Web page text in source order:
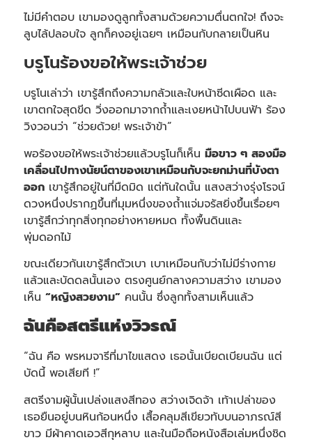
ไม่มีคำตอบ เขามองดูลูกทั้งสามด้วยความตื่นตกใจ! ถึงจะ
ลูบไล้ปลอบใจ ลูกก็คงอยู่เฉยๆ เหมือนกับกลายเป็นหิน
บรูโนร้องขอให้พระเจ้าช่วย
บรูโนเล่าว่า เขารู้สึกถึงความกลัวและใบหน้าซีดเผือด และ
เขาตกใจสุดขีด วิ่งออกมาจากถ้ำและเงยหน้าไปบนฟ้า ร้อง
วิงวอนว่า “ช่วยด้วย! พระเจ้าข้า”
พอร้องขอให้พระเจ้าช่วยแล้วบรูโนก็เห็น มือขาว ๆ สองมือ
เคลื่อนไปทางนัยน์ตาของเขาเหมือนกับจะยกม่านที่บังตา
ออกเขารู้สึกอยู่ในที่มืดมิด แต่ทันใดนั้น แสงสว่างรุ่งโรจน์
ดวงหนึ่งปรากฏขึ้นที่มุมหนึ่งของถ้ำแจ่มจรัสยิ่งขึ้นเรื่อยๆ
เขารู้สึกว่าทุกสิ่งทุกอย่างหายหมด ทั้งพื้นดินและ
พุ่มดอกไม้
ขณะเดียวกันเขารู้สึกตัวเบา เบาเหมือนกับว่าไม่มีร่างกาย
แล้วและบัดดลนั้นเอง ตรงศูนย์กลางความสว่าง เขามอง
เห็น “หญิงสวยงาม” คนนั้น ซึ่งลูกทั้งสามเห็นแล้ว
ฉันคือสตรีแห่งวิวรณ์
“ฉัน คือ พรหมจารีที่มาไขแสดง เธอนั้นเบียดเบียนฉัน แต่
บัดนี้ พอเสียที !”
สตรีงามผู้นั้นเปล่งแสงสีทอง สว่างเจิดจ้า เท้าเปล่าของ
เธอยืนอยู่บนหินก้อนหนึ่ง เสื้อคลุมสีเขียวทับบนอาภรณ์สี
ขาว มีผ้าคาดเอวสีกุหลาบ และในมือถือหนังสือเล่มหนึ่งชิด